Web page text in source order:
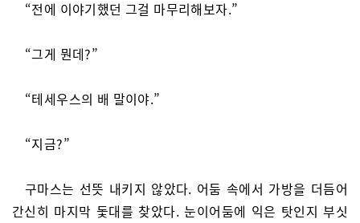
“전에 이야기했던 그걸 마무리해보자.”
“그게 뭔데?”
“테세우스의 배 말이야.”
“지금?”
구마스는 선뜻 내키지 않았다. 어둠 속에서 가방을 더듬어
간신히 마지막 돛대를 찾았다. 눈이어둠에 익은 탓인지 부싯